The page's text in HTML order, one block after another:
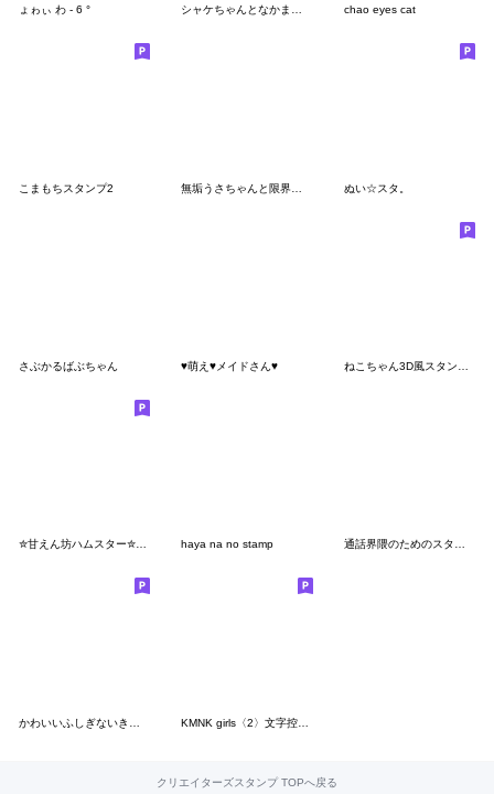
ょゎぃ わ - 6 ° シャケちゃんとなかまたち chao eyes cat
こまもちスタンプ2 ぬい☆スタ。
さぶかるばぶちゃん ♥萌え♥メイドさん♥
✮甘えん坊ハムスター✮ー日常ー haya na no stamp 通話界隈のためのスタンプ
クリエイターズスタンプ TOPへ戻る